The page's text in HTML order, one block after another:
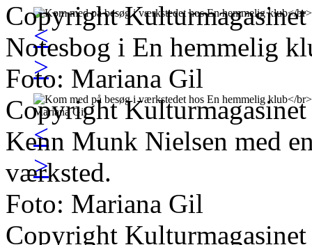
<
>
<
>
Copyright
Notesbog i En hemmelig
Foto: Mariana Gil
Copyright
Kenn Munk Nielsen med
værksted.
Foto: Mariana Gil
Copyright